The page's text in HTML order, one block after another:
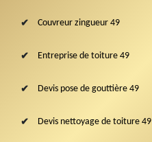
Couvreur zingueur 49
Entreprise de toiture 49
Devis pose de gouttière 49
Devis nettoyage de toiture 49